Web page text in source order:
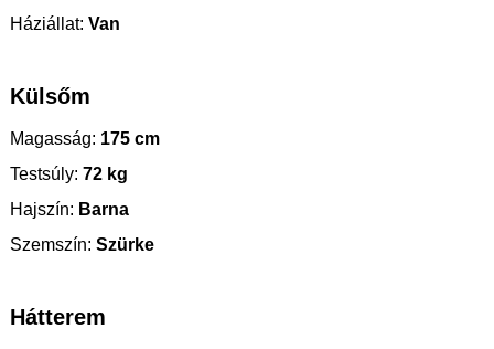
Háziállat: Van
Külsőm
Magasság: 175 cm
Testsúly: 72 kg
Hajszín: Barna
Szemszín: Szürke
Hátterem